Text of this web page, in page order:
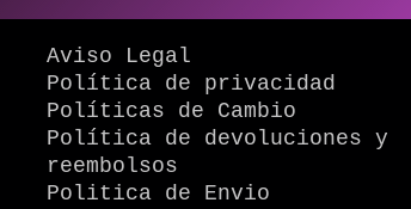
Aviso Legal
Política de privacidad
Políticas de Cambio
Política de devoluciones y
reembolsos
Politica de Envio